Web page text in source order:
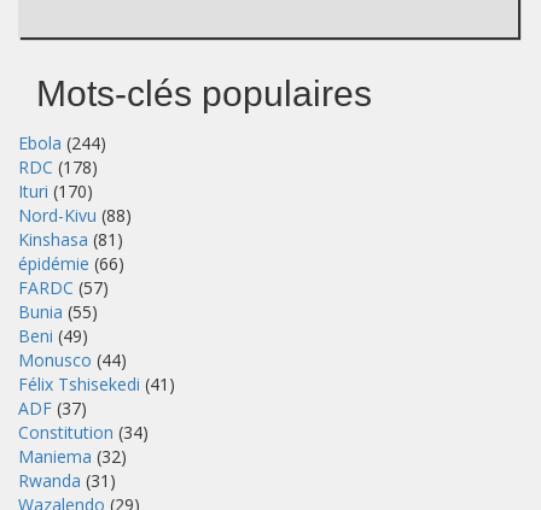
Mots-clés populaires
Ebola (244)
RDC (178)
Ituri (170)
Nord-Kivu (88)
Kinshasa (81)
épidémie (66)
FARDC (57)
Bunia (55)
Beni (49)
Monusco (44)
Félix Tshisekedi (41)
ADF (37)
Constitution (34)
Maniema (32)
Rwanda (31)
Wazalendo (29)